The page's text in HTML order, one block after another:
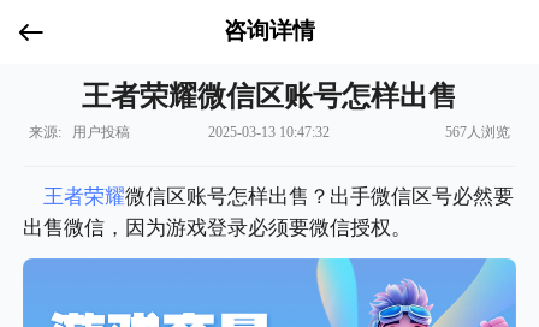
咨询详情
王者荣耀微信区账号怎样出售
来源: 用户投稿 2025-03-13 10:47:32 567人浏览
王者荣耀微信区账号怎样出售？出手微信区号必然要
出售微信，因为游戏登录必须要微信授权。